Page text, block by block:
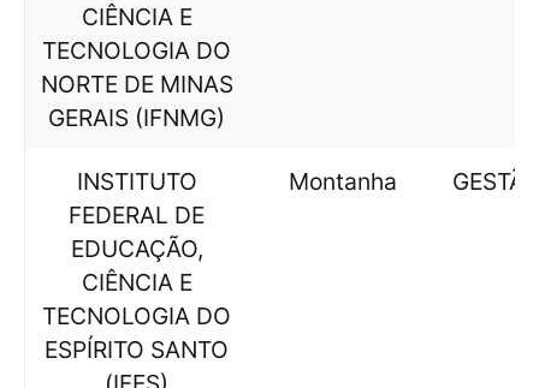
CIÊNCIA E
TECNOLOGIA DO
NORTE DE MINAS
GERAIS (IFNMG)
INSTITUTO
FEDERAL DE
EDUCAÇÃO,
CIÊNCIA E
TECNOLOGIA DO
ESPÍRITO SANTO
Montanha